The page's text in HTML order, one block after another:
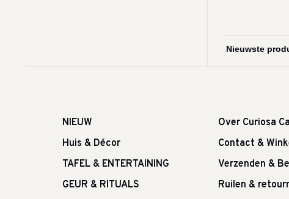
NIEUW
Huis & Décor
TAFEL & ENTERTAINING
GEUR & RITUALS
Over Curiosa
Contact &
Verzenden &
Ruilen &